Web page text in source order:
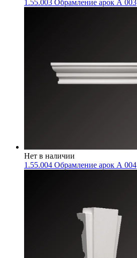
1.55.003 Обрамление арок А 003
Нет в наличии
1.55.004 Обрамление арок А 004